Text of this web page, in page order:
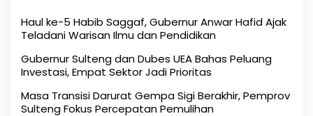
Haul ke-5 Habib Saggaf, Gubernur Anwar Hafid Ajak
Teladani Warisan Ilmu dan Pendidikan
Gubernur Sulteng dan Dubes UEA Bahas Peluang
Investasi, Empat Sektor Jadi Prioritas
Masa Transisi Darurat Gempa Sigi Berakhir, Pemprov
Sulteng Fokus Percepatan Pemulihan